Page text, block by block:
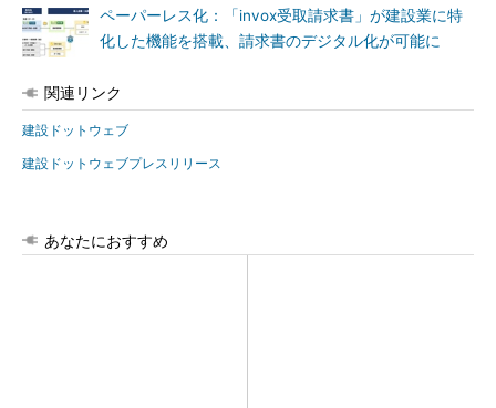
ペーパーレス化：「invox受取請求書」が建設業に特
化した機能を搭載、請求書のデジタル化が可能に
関連リンク
建設ドットウェブ
建設ドットウェブプレスリリース
あなたにおすすめ